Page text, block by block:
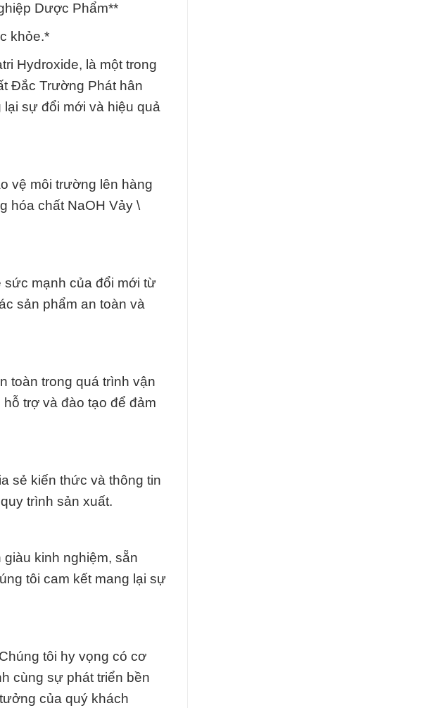
Dược Phẩm**
khỏe.*
Hydroxide, là một trong
Đắc Trường Phát hân
lại sự đổi mới và hiệu quả
vệ môi trường lên hàng
hóa chất NaOH Vảy \
sức mạnh của đổi mới từ
sản phẩm an toàn và
toàn trong quá trình vận
trợ và đào tạo để đảm
sẻ kiến thức và thông tin
trình sản xuất.
kinh nghiệm, sẵn
tôi cam kết mang lại sự
tôi hy vọng có cơ
cùng sự phát triển bền
của quý khách